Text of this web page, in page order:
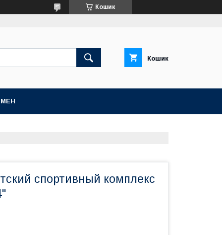
Кошик
Кошик
спортивный комплекс